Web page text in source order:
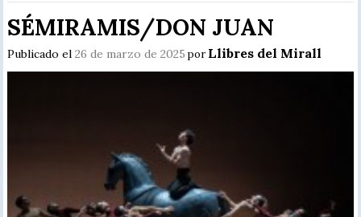
SÉMIRAMIS/DON JUAN
Publicado el26 de marzo de 2025 porLlibres del Mirall